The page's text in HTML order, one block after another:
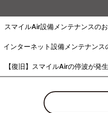
スマイルAir設備メンテナンスの
インターネット設備メンテナン
【復旧】スマイルAirの停波が発生